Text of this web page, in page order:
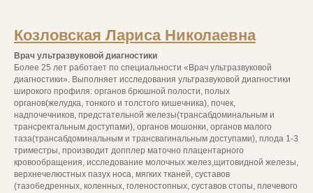
Козловская Лариса Николаевна
Врач ультразвуковой диагностики
Более 25 лет работает по специальности «Врач ультразвуковой
диагностики». Выполняет исследования ультразвуковой диагностики
широкого профиля: органов брюшной полости, полых
органов(желудка, тонкого и толстого кишечника), почек,
надпочечников, предстательной железы(трансабдоминальным и
трансректальным доступами), органов мошонки, органов малого
таза(трансабдоминальным и трансвагинальным доступами), плода 1-3
триместры, производит допплер маточно плацентарного
кровообращения, исследование молочных желез,щитовидной железы,
верхнечелюстных пазух носа, мягких тканей, суставов
(тазобедренных, коленных, голеностопных, суставов стопы, плечевого